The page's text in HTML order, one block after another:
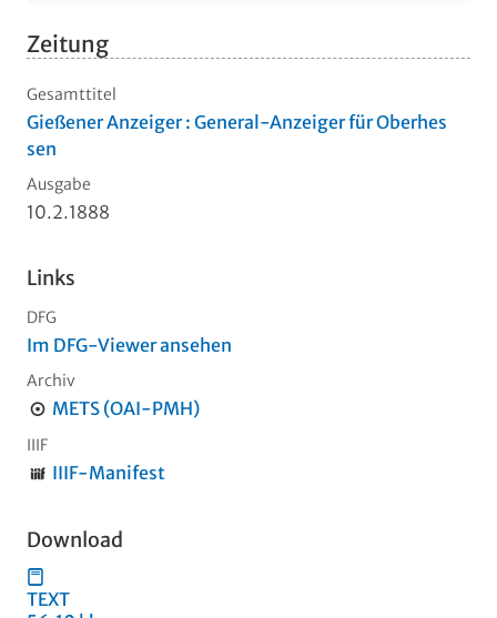
Zeitung
Gesamttitel
Gießener Anzeiger : General-Anzeiger für Oberhes
sen
Ausgabe
10.2.1888
Links
DFG
Im DFG-Viewer ansehen
Archiv
METS (OAI-PMH)
IIIF
IIIF-Manifest
Download
TEXT